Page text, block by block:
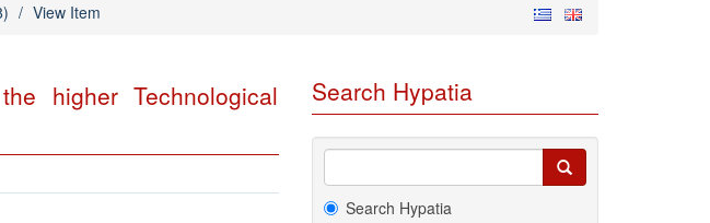
/ View Item
higher Technological
Search Hypatia
Search Hypatia